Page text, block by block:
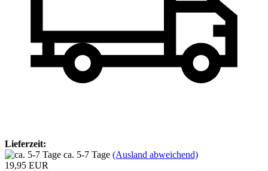
Lieferzeit:
ca. 5-7 Tage (Ausland abweichend)
19,95 EUR